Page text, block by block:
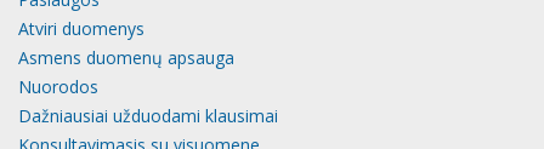
Atviri duomenys
Asmens duomenų apsauga
Nuorodos
Dažniausiai užduodami klausimai